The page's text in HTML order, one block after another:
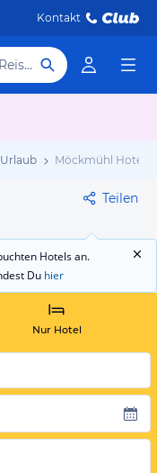
Kontakt
Hotel, Reiseziel
Möckmühl Hotels
Teilen
Hotels an.
Du hier
Nur Hotel